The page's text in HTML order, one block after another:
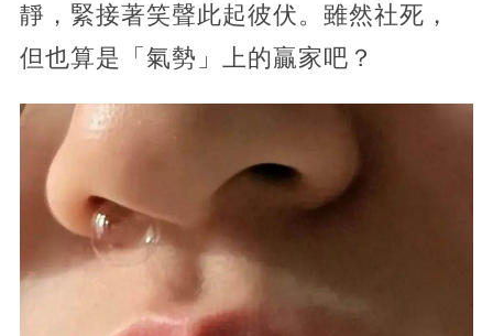
靜，緊接著笑聲此起彼伏。雖然社死，
但也算是「氣勢」上的贏家吧？